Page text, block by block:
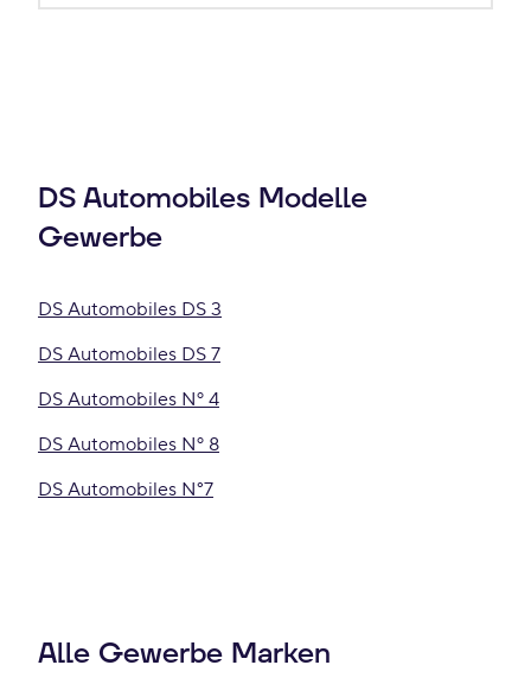
DS Automobiles Modelle
Gewerbe
DS Automobiles DS 3
DS Automobiles DS 7
DS Automobiles Nº 4
DS Automobiles Nº 8
DS Automobiles N°7
Alle Gewerbe Marken